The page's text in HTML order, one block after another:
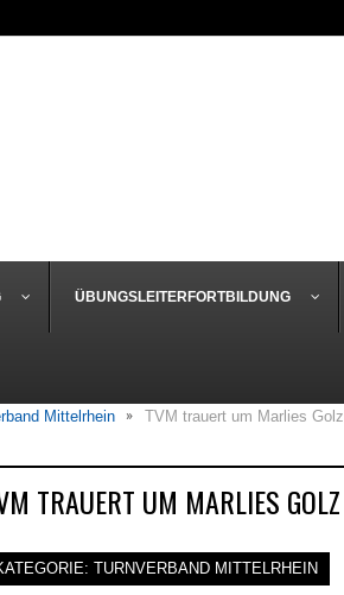
ÜBUNGSLEITERFORTBILDUNG
Mittelrhein TVM trauert um Marlies Golz
TRAUERT UM MARLIES GOLZ
TURNVERBAND MITTELRHEIN